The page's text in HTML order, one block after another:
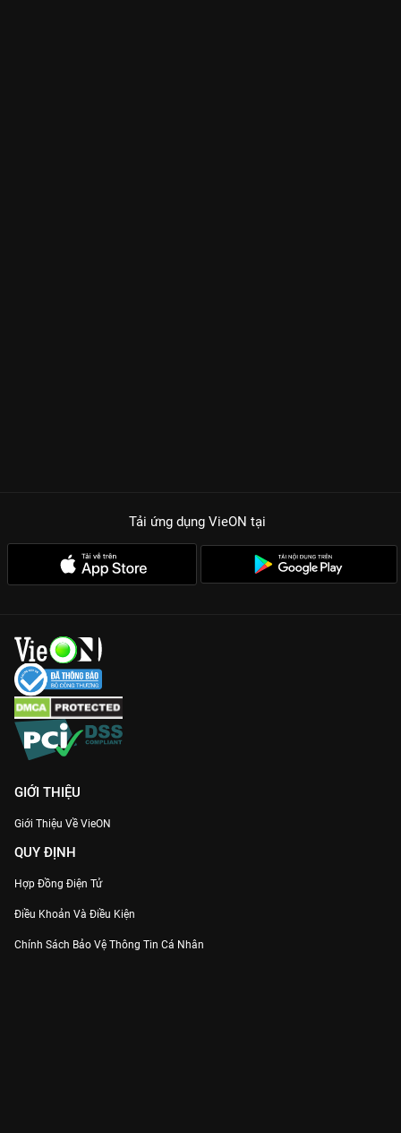
Tải ứng dụng VieON tại
GIỚI THIỆU
Giới Thiệu Về VieON
QUY ĐỊNH
Hợp Đồng Điện Tử
Điều Khoản Và Điều Kiện
Chính Sách Bảo Vệ Thông Tin Cá Nhân